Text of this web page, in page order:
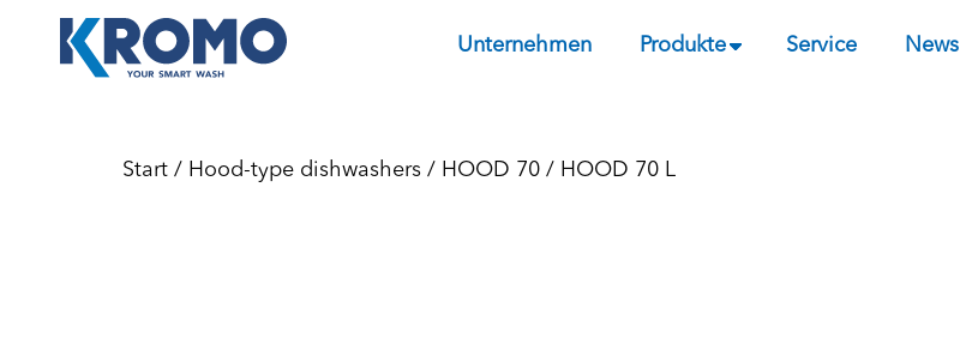
Unternehmen Produkte Service News
Start / Hood-type dishwashers / HOOD 70 / HOOD 70 L